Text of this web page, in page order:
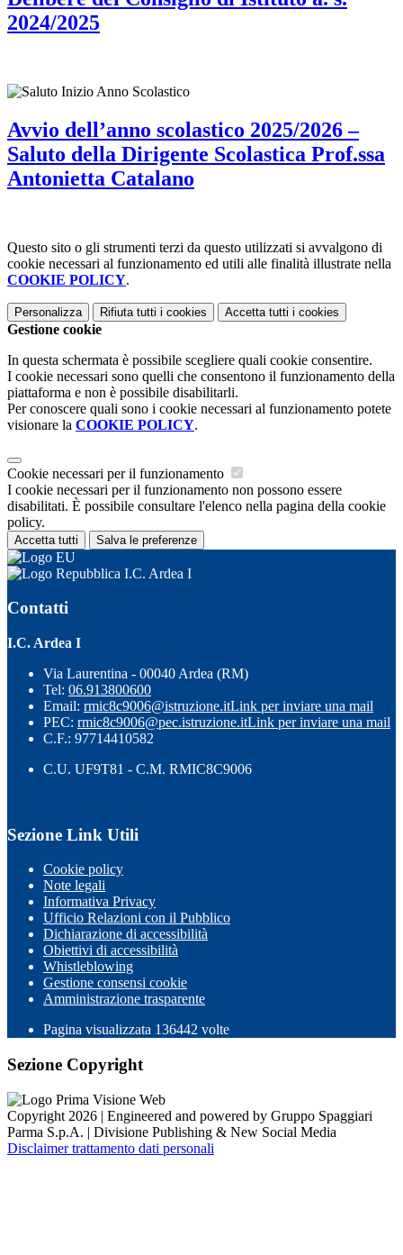
2024/2025
Avvio dell’anno scolastico 2025/2026 –
Saluto della Dirigente Scolastica Prof.ssa
Antonietta Catalano
Questo sito o gli strumenti terzi da questo utilizzati si avvalgono di
cookie necessari al funzionamento ed utili alle finalità illustrate nella
COOKIE POLICY.
Personalizza Rifiuta tutti i cookies Accetta tutti i cookies
Gestione cookie
In questa schermata è possibile scegliere quali cookie consentire.
I cookie necessari sono quelli che consentono il funzionamento della
piattaforma e non è possibile disabilitarli.
Per conoscere quali sono i cookie necessari al funzionamento potete
visionare la COOKIE POLICY.
Cookie necessari per il funzionamento
I cookie necessari per il funzionamento non possono essere
disabilitati. È possibile consultare l'elenco nella pagina della cookie
policy.
Accetta tutti Salva le preferenze
I.C. Ardea I
Contatti
I.C. Ardea I
Via Laurentina - 00040 Ardea (RM)
Tel: 06.913800600
Email: rmic8c9006@istruzione.itLink per inviare una mail
PEC: rmic8c9006@pec.istruzione.itLink per inviare una mail
C.F.: 97714410582
C.U. UF9T81 - C.M. RMIC8C9006
Sezione Link Utili
Cookie policy
Note legali
Informativa Privacy
Ufficio Relazioni con il Pubblico
Dichiarazione di accessibilità
Obiettivi di accessibilità
Whistleblowing
Gestione consensi cookie
Amministrazione trasparente
Pagina visualizzata 136442 volte
Sezione Copyright
Copyright 2026 | Engineered and powered by Gruppo Spaggiari
Parma S.p.A. | Divisione Publishing & New Social Media
Disclaimer trattamento dati personali